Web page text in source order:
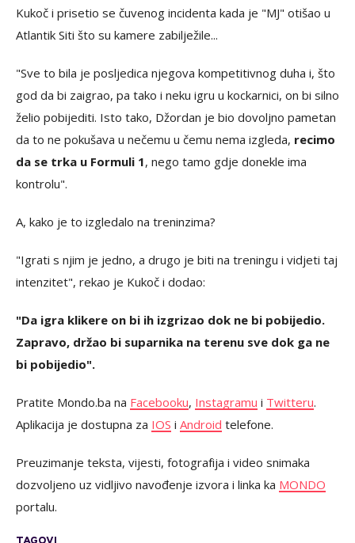
Kukoč i prisetio se čuvenog incidenta kada je "MJ" otišao u
Atlantik Siti što su kamere zabilježile...
"Sve to bila je posljedica njegova kompetitivnog duha i, što
god da bi zaigrao, pa tako i neku igru u kockarnici, on bi silno
želio pobijediti. Isto tako, Džordan je bio dovoljno pametan
da to ne pokušava u nečemu u čemu nema izgleda, recimo
da se trka u Formuli 1, nego tamo gdje donekle ima
kontrolu".
A, kako je to izgledalo na treninzima?
"Igrati s njim je jedno, a drugo je biti na treningu i vidjeti taj
intenzitet", rekao je Kukoč i dodao:
"Da igra klikere on bi ih izgrizao dok ne bi pobijedio.
Zapravo, držao bi suparnika na terenu sve dok ga ne
bi pobijedio".
Pratite Mondo.ba na Facebooku, Instagramu i Twitteru.
Aplikacija je dostupna za IOS i Android telefone.
Preuzimanje teksta, vijesti, fotografija i video snimaka
dozvoljeno uz vidljivo navođenje izvora i linka ka MONDO
portalu.